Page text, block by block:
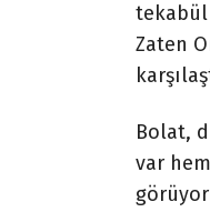
tekabül
Zaten
Bolat,
var